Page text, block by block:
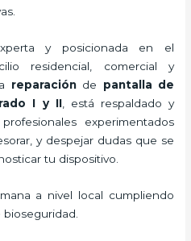
y posicionada en el
residencial, comercial y
reparaciónde
pantalla de
I y II, está respaldado y
experimentados
y despejar dudas que se
tu dispositivo.
a nivel local cumpliendo